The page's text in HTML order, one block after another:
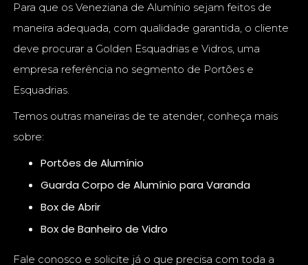
Para que os Veneziana de Alumínio sejam feitos de
maneira adequada, com qualidade garantida, o cliente
deve procurar a Golden Esquadrias e Vidros, uma
empresa referência no segmento de Portões e
Esquadrias.
Temos outras maneiras de te atender, conheça mais
sobre:
Portões de Alumínio
Guarda Corpo de Alumínio para Varanda
Box de Abrir
Box de Banheiro de Vidro
Fale conosco e solicite já o que precisa com toda a